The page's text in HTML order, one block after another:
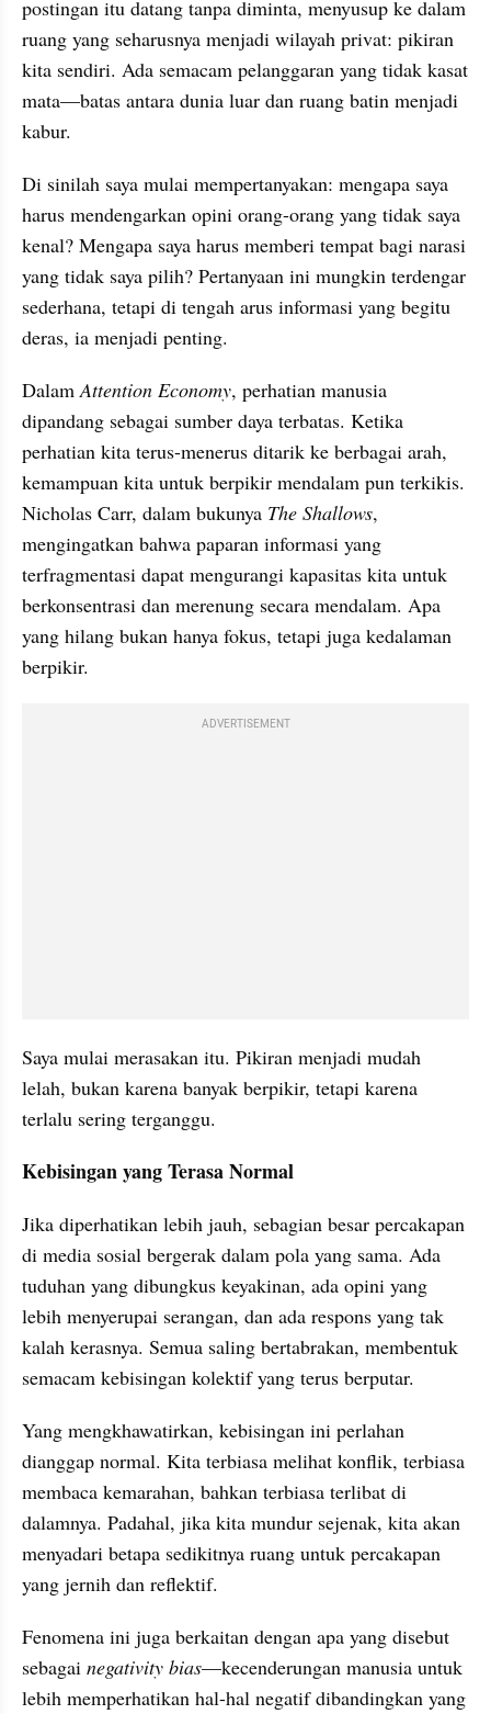
postingan itu datang tanpa diminta, menyusup ke dalam
ruang yang seharusnya menjadi wilayah privat: pikiran
kita sendiri. Ada semacam pelanggaran yang tidak kasat
mata—batas antara dunia luar dan ruang batin menjadi
kabur.
Di sinilah saya mulai mempertanyakan: mengapa saya
harus mendengarkan opini orang-orang yang tidak saya
kenal? Mengapa saya harus memberi tempat bagi narasi
yang tidak saya pilih? Pertanyaan ini mungkin terdengar
sederhana, tetapi di tengah arus informasi yang begitu
deras, ia menjadi penting.
Dalam Attention Economy, perhatian manusia
dipandang sebagai sumber daya terbatas. Ketika
perhatian kita terus-menerus ditarik ke berbagai arah,
kemampuan kita untuk berpikir mendalam pun terkikis.
Nicholas Carr, dalam bukunya The Shallows,
mengingatkan bahwa paparan informasi yang
terfragmentasi dapat mengurangi kapasitas kita untuk
berkonsentrasi dan merenung secara mendalam. Apa
yang hilang bukan hanya fokus, tetapi juga kedalaman
berpikir.
ADVERTISEMENT
Saya mulai merasakan itu. Pikiran menjadi mudah
lelah, bukan karena banyak berpikir, tetapi karena
terlalu sering terganggu.
Kebisingan yang Terasa Normal
Jika diperhatikan lebih jauh, sebagian besar percakapan
di media sosial bergerak dalam pola yang sama. Ada
tuduhan yang dibungkus keyakinan, ada opini yang
lebih menyerupai serangan, dan ada respons yang tak
kalah kerasnya. Semua saling bertabrakan, membentuk
semacam kebisingan kolektif yang terus berputar.
Yang mengkhawatirkan, kebisingan ini perlahan
dianggap normal. Kita terbiasa melihat konflik, terbiasa
membaca kemarahan, bahkan terbiasa terlibat di
dalamnya. Padahal, jika kita mundur sejenak, kita akan
menyadari betapa sedikitnya ruang untuk percakapan
yang jernih dan reflektif.
Fenomena ini juga berkaitan dengan apa yang disebut
sebagai negativity bias—kecenderungan manusia untuk
lebih memperhatikan hal-hal negatif dibandingkan yang